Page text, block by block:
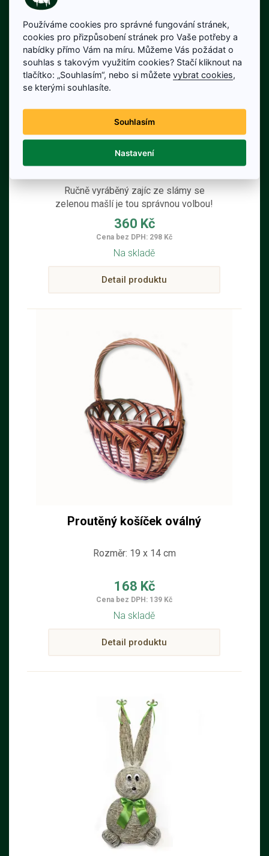
Slámový zajíc se zelenou mašlí
Ručně vyráběný zajíc ze slámy se
zelenou mašlí je tou správnou volbou!
Tento roztomilý a originální doplněk oživí
váš domov a přinese kouzlo Velikonoc.
Ideální na poličku, stůl, balkón nebo
terasu, zajíc skvěle zapadne do vnitřních
i zastřešených venkovních prostor.
360 Kč
Cena bez DPH: 298 Kč
Na skladě
Detail produktu
Proutěný košíček oválný
Rozměr: 19 x 14 cm
168 Kč
Cena bez DPH: 139 Kč
Na skladě
Detail produktu
Používáme cookies pro správné fungování stránek,
cookies pro přizpůsobení stránek pro Vaše potřeby a
nabídky přímo Vám na míru. Můžeme Vás požádat o
souhlas s takovým využitím cookies? Stačí kliknout na
tlačítko: „Souhlasím“, nebo si můžetevybrat cookies
se kterými souhlasíte.
Souhlasím
Nastavení